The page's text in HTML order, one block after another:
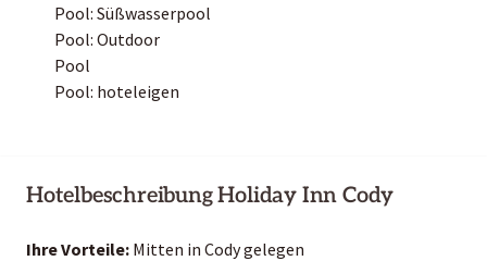
Pool: Süßwasserpool
Pool: Outdoor
Pool
Pool: hoteleigen
Hotelbeschreibung Holiday Inn Cody
Ihre Vorteile: Mitten in Cody gelegen